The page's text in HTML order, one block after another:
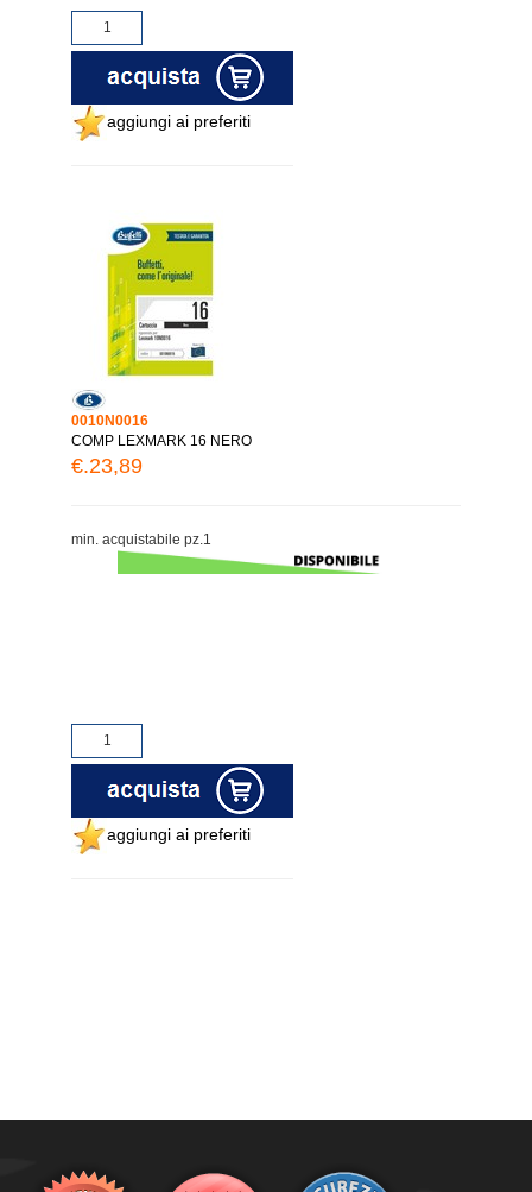
aggiungi ai preferiti
0010N0016
COMP LEXMARK 16 NERO
€.23,89
min. acquistabile pz.1
aggiungi ai preferiti